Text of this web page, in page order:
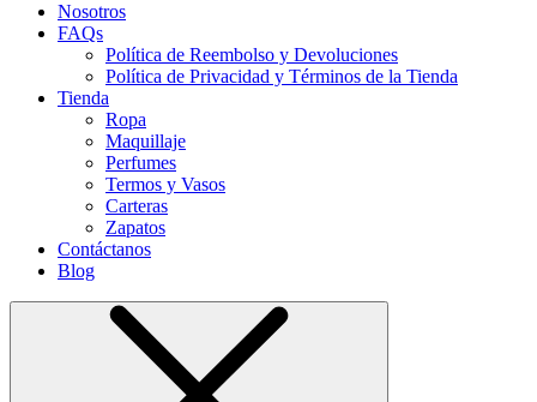
Nosotros
FAQs
Política de Reembolso y Devoluciones
Política de Privacidad y Términos de la Tienda
Tienda
Ropa
Maquillaje
Perfumes
Termos y Vasos
Carteras
Zapatos
Contáctanos
Blog